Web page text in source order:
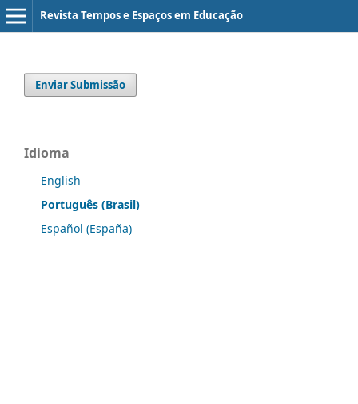
Revista Tempos e Espaços em Educação
Enviar Submissão
Idioma
English
Português (Brasil)
Español (España)